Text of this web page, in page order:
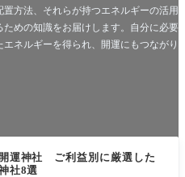
方法、それらが持つエネルギーの活用
めの知識をお届けします。自分に必要
ネルギーを得られ、開運にもつながり
運神社 ご利益別に厳選した
社8選